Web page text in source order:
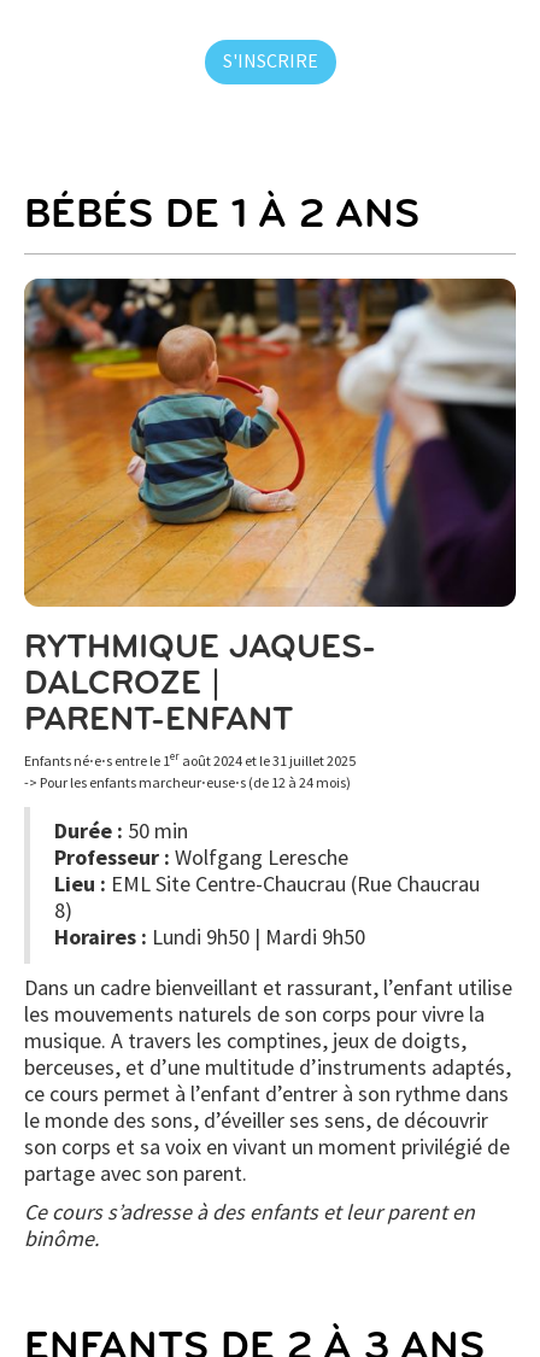
S'INSCRIRE
BÉBÉS DE 1 À 2 ANS
RYTHMIQUE JAQUES-
DALCROZE |
PARENT-ENFANT
Enfants né⋅e⋅s entre le 1er août 2024 et le 31 juillet 2025
-> Pour les enfants marcheur⋅euse⋅s (de 12 à 24 mois)
Durée : 50 min
Professeur : Wolfgang Leresche
Lieu : EML Site Centre-Chaucrau (Rue Chaucrau
8)
Horaires : Lundi 9h50 | Mardi 9h50
Dans un cadre bienveillant et rassurant, l’enfant utilise
les mouvements naturels de son corps pour vivre la
musique. A travers les comptines, jeux de doigts,
berceuses, et d’une multitude d’instruments adaptés,
ce cours permet à l’enfant d’entrer à son rythme dans
le monde des sons, d’éveiller ses sens, de découvrir
son corps et sa voix en vivant un moment privilégié de
partage avec son parent.
Ce cours s’adresse à des enfants et leur parent en
binôme.